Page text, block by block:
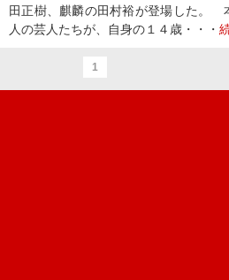
田正樹、麒麟の田村裕が登場した。
人の芸人たちが、自身の１４歳・・・
1